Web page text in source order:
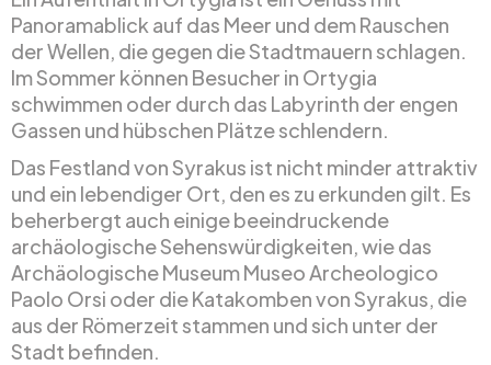
Panoramablick auf das Meer und dem Rauschen
der Wellen, die gegen die Stadtmauern schlagen.
Im Sommer können Besucher in Ortygia
schwimmen oder durch das Labyrinth der engen
Gassen und hübschen Plätze schlendern.
Das Festland von Syrakus ist nicht minder attraktiv
und ein lebendiger Ort, den es zu erkunden gilt. Es
beherbergt auch einige beeindruckende
archäologische Sehenswürdigkeiten, wie das
Archäologische Museum Museo Archeologico
Paolo Orsi oder die Katakomben von Syrakus, die
aus der Römerzeit stammen und sich unter der
Stadt befinden.